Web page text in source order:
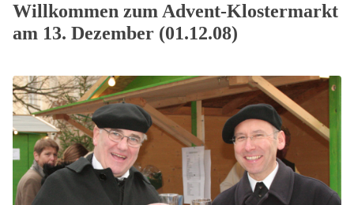
Willkommen zum Advent-Klostermarkt
am 13. Dezember (01.12.08)